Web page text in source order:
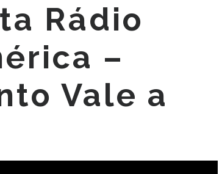
Rádio
–
Vale a